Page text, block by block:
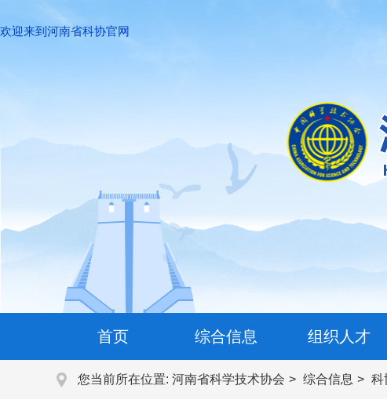
欢迎来到河南省科协官网
首页 综合信息 组织人才
您当前所在位置: 河南省科学技术协会 综合信息 科